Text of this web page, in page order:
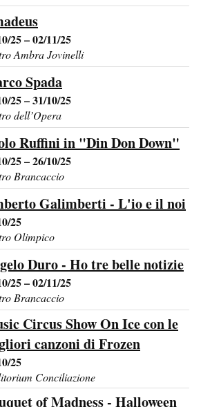
25 – 02/11/25
Ambra Jovinelli
Spada
25 – 31/10/25
dell’Opera
Ruffini in "Din Don Down"
25 – 26/10/25
Brancaccio
Galimberti - L'io e il noi
25
Olimpico
Duro - Ho tre belle notizie
25 – 02/11/25
Brancaccio
Circus Show On Ice con le
canzoni di Frozen
25
Conciliazione
of Madness - Halloween